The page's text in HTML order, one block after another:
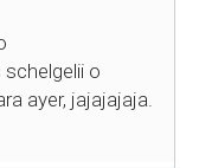
o
ayer, jajajajaja.